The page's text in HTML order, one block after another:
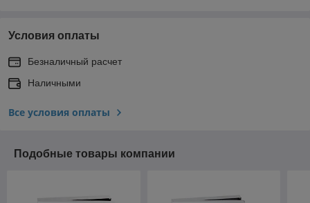
Условия оплаты
Безналичный расчет
Наличными
Все условия оплаты
Подобные товары компании